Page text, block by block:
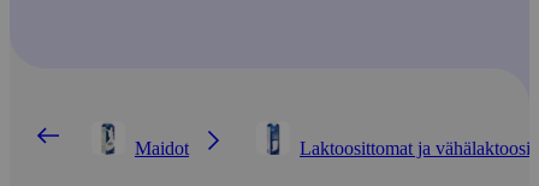
Maidot Laktoosittomat ja